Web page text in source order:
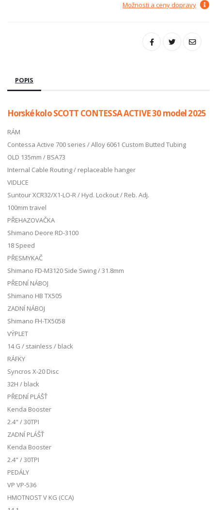
Možnosti a ceny dopravy
POPIS
Horské kolo SCOTT CONTESSA ACTIVE 30 model 2025
RÁM
Contessa Active 700 series / Alloy 6061 Custom Butted Tubing
OLD 135mm / BSA73
Internal Cable Routing / replaceable hanger
VIDLICE
Suntour XCR32/X1-LO-R / Hyd. Lockout / Reb. Adj.
100mm travel
PŘEHAZOVAČKA
Shimano Deore RD-3100
18 Speed
PŘESMYKAČ
Shimano FD-M3120 Side Swing / 31.8mm
PŘEDNÍ NÁBOJ
Shimano HB TX505
ZADNÍ NÁBOJ
Shimano FH-TX5058
VÝPLET
14 G / stainless / black
RÁFKY
Syncros X-20 Disc
32H / black
PŘEDNÍ PLÁŠŤ
Kenda Booster
2.4" / 30TPI
ZADNÍ PLÁŠŤ
Kenda Booster
2.4" / 30TPI
PEDÁLY
VP VP-536
HMOTNOST V KG (CCA)